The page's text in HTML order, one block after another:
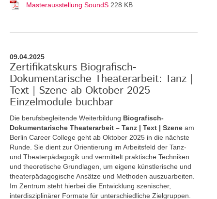
Masterausstellung SoundS 228 KB
09.04.2025
Zertifikatskurs Biografisch-
Dokumentarische Theaterarbeit: Tanz |
Text | Szene ab Oktober 2025 –
Einzelmodule buchbar
Die berufsbegleitende Weiterbildung Biografisch-
Dokumentarische Theaterarbeit – Tanz | Text | Szene am
Berlin Career College geht ab Oktober 2025 in die nächste
Runde. Sie dient zur Orientierung im Arbeitsfeld der Tanz-
und Theaterpädagogik und vermittelt praktische Techniken
und theoretische Grundlagen, um eigene künstlerische und
theaterpädagogische Ansätze und Methoden auszuarbeiten.
Im Zentrum steht hierbei die Entwicklung szenischer,
interdisziplinärer Formate für unterschiedliche Zielgruppen.